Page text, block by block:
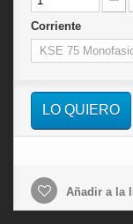
Corriente
LO QUIERO
Añadir a la